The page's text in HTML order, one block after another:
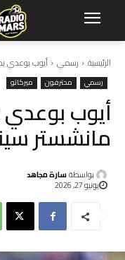
الرئيسية رسمي أيوب بوعدي
رسمي محترفون ميركاتو
أيوب
مانشستر
بواسطةسارة مجاهد
يونيو 27, 2026